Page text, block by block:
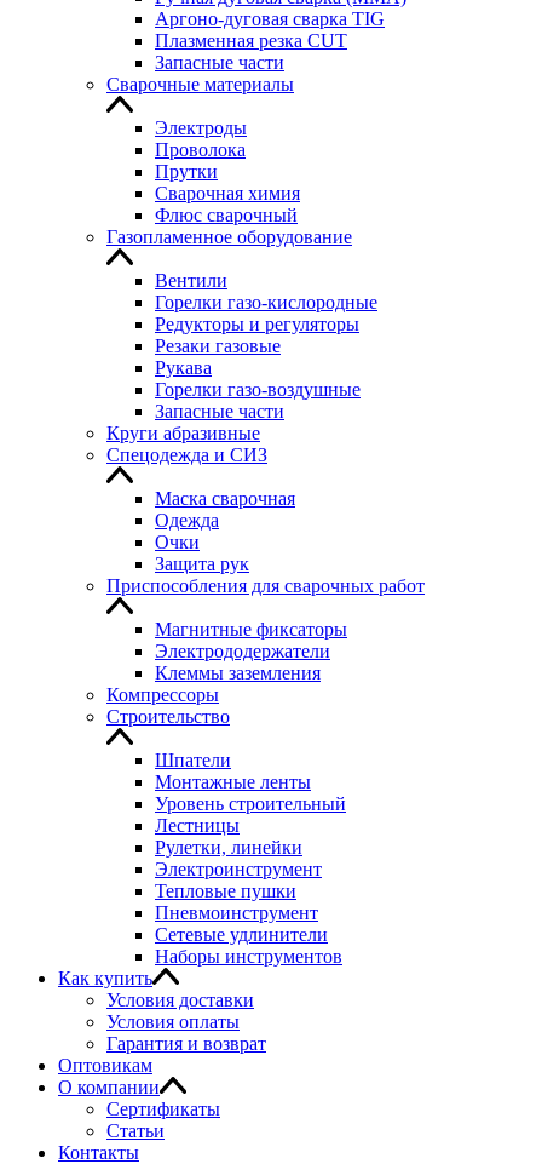
Аргоно-дуговая сварка TIG
Плазменная резка CUT
Запасные части
Сварочные материалы
Электроды
Проволока
Прутки
Сварочная химия
Флюс сварочный
Газопламенное оборудование
Вентили
Горелки газо-кислородные
Редукторы и регуляторы
Резаки газовые
Рукава
Горелки газо-воздушные
Запасные части
Круги абразивные
Спецодежда и СИЗ
Маска сварочная
Одежда
Очки
Защита рук
Приспособления для сварочных работ
Магнитные фиксаторы
Электрододержатели
Клеммы заземления
Компрессоры
Строительство
Шпатели
Монтажные ленты
Уровень строительный
Лестницы
Рулетки, линейки
Электроинструмент
Тепловые пушки
Пневмоинструмент
Сетевые удлинители
Наборы инструментов
Как купить
Условия доставки
Условия оплаты
Гарантия и возврат
Оптовикам
О компании
Сертификаты
Статьи
Контакты